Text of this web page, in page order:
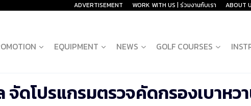
ADVERTISEMENT WORK WITH US | ร่วมงานกับเรา ABOUT
EQUIPMENT NEWS GOLF COURSES
จัดโปรแกรมตรวจคัดกรองเบาหว